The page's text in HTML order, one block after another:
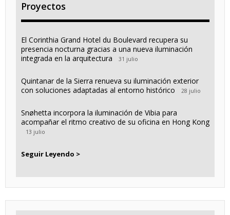
Proyectos
El Corinthia Grand Hotel du Boulevard recupera su
presencia nocturna gracias a una nueva iluminación
integrada en la arquitectura
31 julio
Quintanar de la Sierra renueva su iluminación exterior
con soluciones adaptadas al entorno histórico
28 julio
Snøhetta incorpora la iluminación de Vibia para
acompañar el ritmo creativo de su oficina en Hong Kong
13 julio
Seguir Leyendo >